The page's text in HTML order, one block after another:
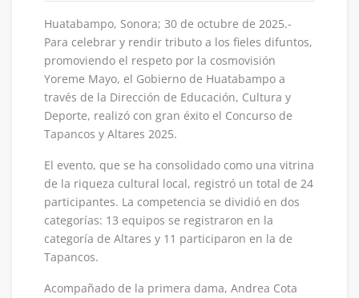
Huatabampo, Sonora; 30 de octubre de 2025.-
Para celebrar y rendir tributo a los fieles difuntos,
promoviendo el respeto por la cosmovisión
Yoreme Mayo, el Gobierno de Huatabampo a
través de la Dirección de Educación, Cultura y
Deporte, realizó con gran éxito el Concurso de
Tapancos y Altares 2025.
El evento, que se ha consolidado como una vitrina
de la riqueza cultural local, registró un total de 24
participantes. La competencia se dividió en dos
categorías: 13 equipos se registraron en la
categoría de Altares y 11 participaron en la de
Tapancos.
Acompañado de la primera dama, Andrea Cota